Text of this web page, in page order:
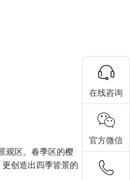
观区。春季区的樱
创造出四季皆景的
在线咨询
官方微信